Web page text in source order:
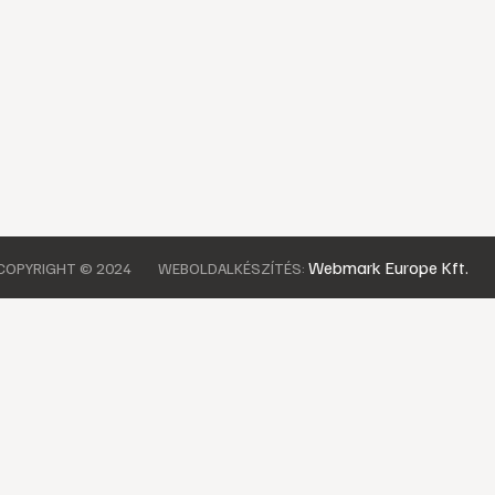
© 2024 WEBOLDALKÉSZÍTÉS: Webmark Europe Kft.